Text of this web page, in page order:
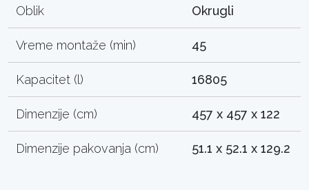
Oblik Okrugli
Vreme montaže (min) 45
Kapacitet (l) 16805
Dimenzije (cm) 457 x 457 x 122
Dimenzije pakovanja (cm) 51.1 x 52.1 x 129.2